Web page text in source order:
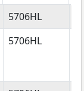
Postcode
5706HL
5706HL